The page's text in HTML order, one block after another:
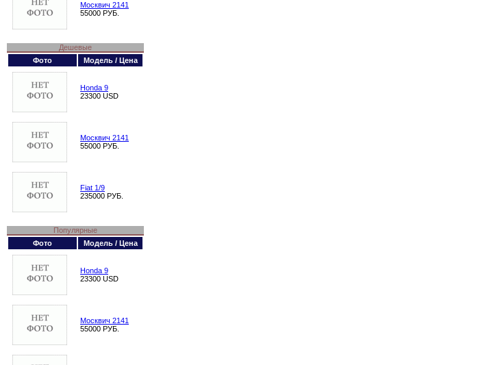
Москвич 2141
55000 РУБ.
Дешевые
Фото
Модель / Цена
Honda 9
23300 USD
Москвич 2141
55000 РУБ.
Fiat 1/9
235000 РУБ.
Популярные
Фото
Модель / Цена
Honda 9
23300 USD
Москвич 2141
55000 РУБ.